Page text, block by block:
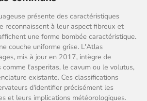
présente des caractéristiques
reconnaissent à leur aspect fibreux et
une forme bombée caractéristique.
couche uniforme grise. L'Atlas
mis à jour en 2017, intègre de
l'asperitas, le cavum ou le volutus,
existante. Ces classifications
d'identifier précisément les
et leurs implications météorologiques.